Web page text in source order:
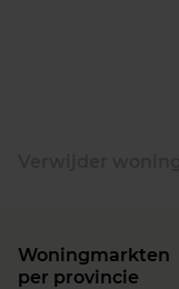
Woningmarkten
per provincie